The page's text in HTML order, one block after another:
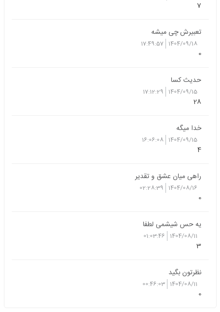
7
تعبیرش چی میشه
1404/09/18
17:49:57
0
حدیث کسا
1404/09/15
17:12:29
28
خدا میگه
1404/09/15
16:06:08
4
راهی میان عشق و تقدیر
1404/08/16
02:28:39
0
یه حس شیشمی لطفا
1404/08/11
01:03:46
3
نظرتون بگید
1404/08/11
00:46:03
0